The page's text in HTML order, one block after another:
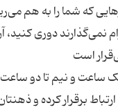
که شما را به هم
ساعت و نیم تا دو
ارتباط برقرار کرده